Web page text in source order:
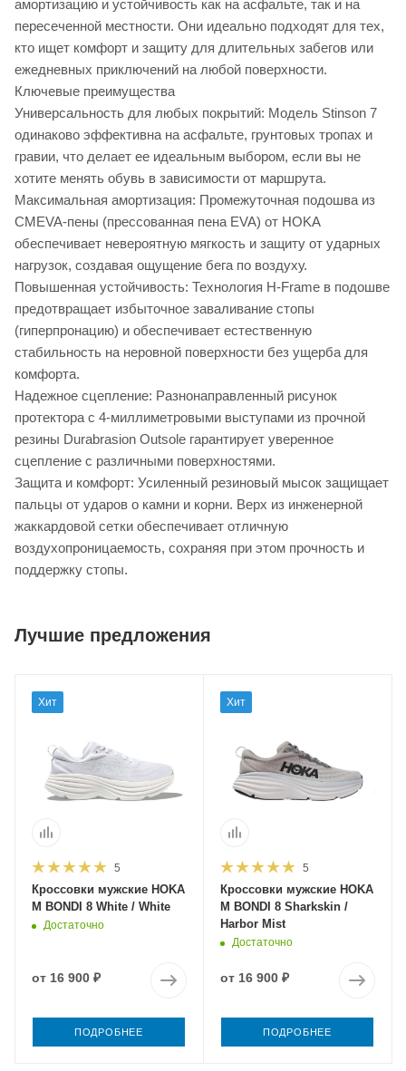
амортизацию и устойчивость как на асфальте, так и на
пересеченной местности. Они идеально подходят для тех,
кто ищет комфорт и защиту для длительных забегов или
ежедневных приключений на любой поверхности.
Ключевые преимущества
Универсальность для любых покрытий: Модель Stinson 7
одинаково эффективна на асфальте, грунтовых тропах и
гравии, что делает ее идеальным выбором, если вы не
хотите менять обувь в зависимости от маршрута.
Максимальная амортизация: Промежуточная подошва из
CMEVA-пены (прессованная пена EVA) от HOKA
обеспечивает невероятную мягкость и защиту от ударных
нагрузок, создавая ощущение бега по воздуху.
Повышенная устойчивость: Технология H-Frame в подошве
предотвращает избыточное заваливание стопы
(гиперпронацию) и обеспечивает естественную
стабильность на неровной поверхности без ущерба для
комфорта.
Надежное сцепление: Разнонаправленный рисунок
протектора с 4-миллиметровыми выступами из прочной
резины Durabrasion Outsole гарантирует уверенное
сцепление с различными поверхностями.
Защита и комфорт: Усиленный резиновый мысок защищает
пальцы от ударов о камни и корни. Верх из инженерной
жаккардовой сетки обеспечивает отличную
воздухопроницаемость, сохраняя при этом прочность и
поддержку стопы.
Лучшие предложения
Хит
5
Кроссовки мужские HOKA
M BONDI 8 White / White
Достаточно
от 16 900 ₽
ПОДРОБНЕЕ
Хит
5
Кроссовки мужские HOKA
M BONDI 8 Sharkskin /
Harbor Mist
Достаточно
от 16 900 ₽
ПОДРОБНЕЕ